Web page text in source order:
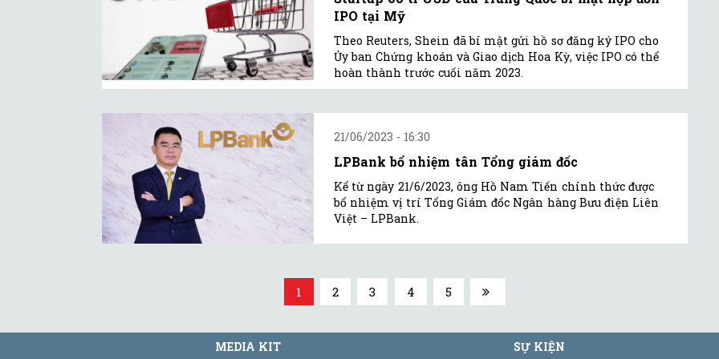
IPO tại Mỹ
Theo Reuters, Shein đã bí mật gửi hồ sơ đăng ký IPO cho
Ủy ban Chứng khoán và Giao dịch Hoa Kỳ, việc IPO có thể
hoàn thành trước cuối năm 2023.
21/06/2023 - 16:30
LPBank bổ nhiệm tân Tổng giám đốc
Kể từ ngày 21/6/2023, ông Hồ Nam Tiến chính thức được
bổ nhiệm vị trí Tổng Giám đốc Ngân hàng Bưu điện Liên
Việt – LPBank.
1 2 3 4 5
MEDIA KIT SỰ KIỆN